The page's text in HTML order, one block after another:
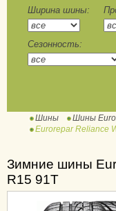
Ширина шины:
Сезонность:
Шины Шины
Eurorepar Reliance
Зимние шины
R15 91T